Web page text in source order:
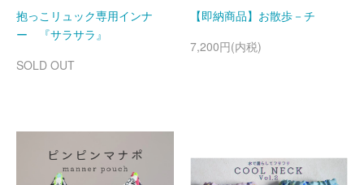
抱っこリュック専用インナ
ー 『サラサラ』
SOLD OUT
【即納商品】お散歩－チ
7,200円(内税)